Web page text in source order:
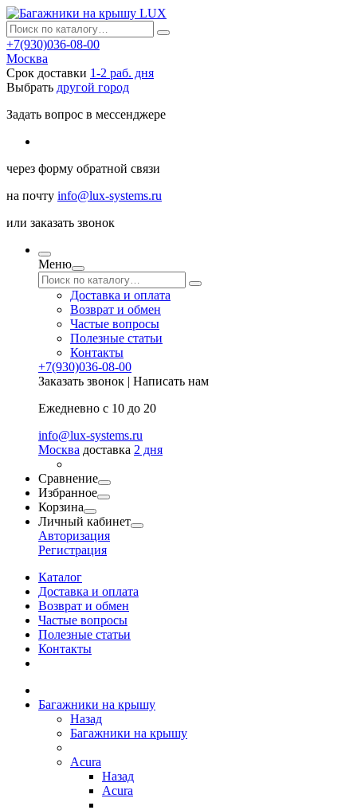
+7(930)036-08-00
Москва
Срок доставки 1-2 раб. дня
Выбрать другой город
Задать вопрос в мессенджере
через форму обратной связи
на почту info@lux-systems.ru
или заказать звонок
Меню
Доставка и оплата
Возврат и обмен
Частые вопросы
Полезные статьи
Контакты
+7(930)036-08-00
Заказать звонок | Написать нам
Ежедневно с 10 до 20
info@lux-systems.ru
Москва доставка 2 дня
Сравнение
Избранное
Корзина
Личный кабинет
Авторизация
Регистрация
Каталог
Доставка и оплата
Возврат и обмен
Частые вопросы
Полезные статьи
Контакты
Багажники на крышу
Назад
Багажники на крышу
Acura
Назад
Acura